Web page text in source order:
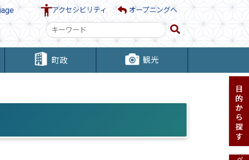
アクセシビリティ オープニングへ
検
索
キ
ー
ド
町政 観光